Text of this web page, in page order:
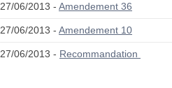
27/06/2013 - Amendement 36
27/06/2013 - Amendement 10
27/06/2013 - Recommandation